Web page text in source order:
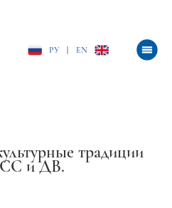
РУ EN
традиции
и ДВ.